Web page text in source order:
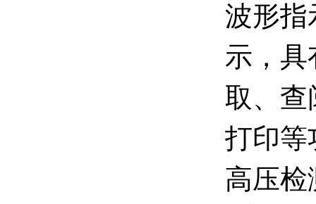
波形指
示，具
取、查
打印等
高压检